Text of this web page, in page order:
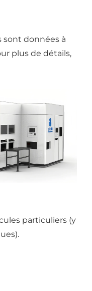
sont données à
plus de détails,
particuliers (y